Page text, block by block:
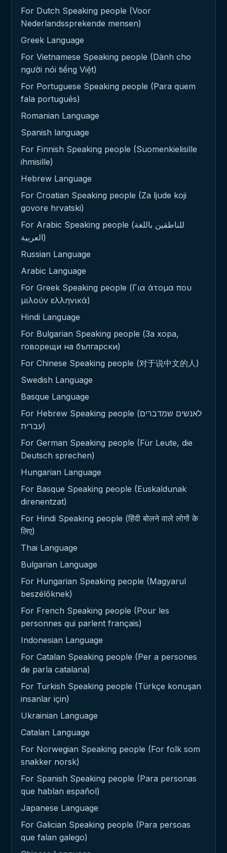
For Dutch Speaking people (Voor
Nederlandssprekende mensen)
Greek Language
For Vietnamese Speaking people (Dành cho
người nói tiếng Việt)
For Portuguese Speaking people (Para quem
fala português)
Romanian Language
Spanish language
For Finnish Speaking people (Suomenkielisille
ihmisille)
Hebrew Language
For Croatian Speaking people (Za ljude koji
govore hrvatski)
For Arabic Speaking people (للناطقين باللغة
العربية)
Russian Language
Arabic Language
For Greek Speaking people (Για άτομα που
μιλούν ελληνικά)
Hindi Language
For Bulgarian Speaking people (За хора,
говорещи на български)
For Chinese Speaking people (对于说中文的人)
Swedish Language
Basque Language
For Hebrew Speaking people (לאנשים שמדברים
עברית)
For German Speaking people (Für Leute, die
Deutsch sprechen)
Hungarian Language
For Basque Speaking people (Euskaldunak
direnentzat)
For Hindi Speaking people (हिंदी बोलने वाले लोगों के
लिए)
Thai Language
Bulgarian Language
For Hungarian Speaking people (Magyarul
beszélőknek)
For French Speaking people (Pour les
personnes qui parlent français)
Indonesian Language
For Catalan Speaking people (Per a persones
de parla catalana)
For Turkish Speaking people (Türkçe konuşan
insanlar için)
Ukrainian Language
Catalan Language
For Norwegian Speaking people (For folk som
snakker norsk)
For Spanish Speaking people (Para personas
que hablan español)
Japanese Language
For Galician Speaking people (Para persoas
que falan galego)